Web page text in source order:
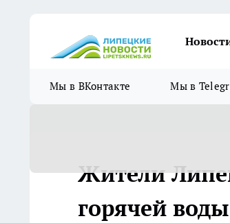
Мы в ВКонтакте Мы в
Жители
горячей